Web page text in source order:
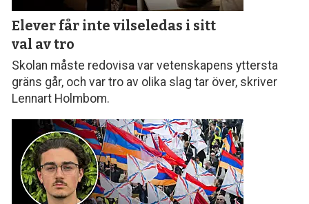
Elever får inte vilseledas i sitt
val av tro
Skolan måste redovisa var vetenskapens yttersta
gräns går, och var tro av olika slag tar över, skriver
Lennart Holmbom.